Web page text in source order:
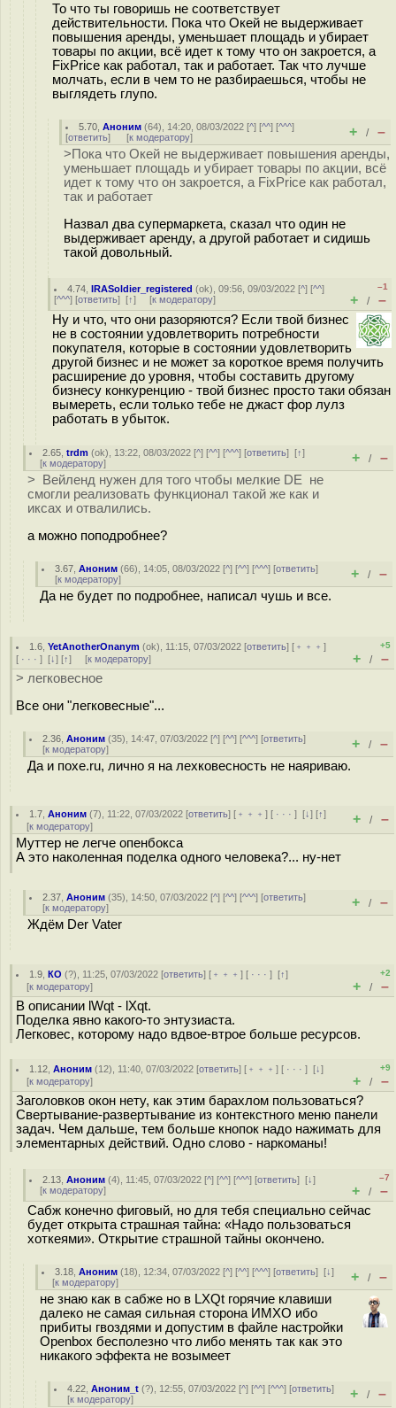
То что ты говоришь не соответствует
действительности. Пока что Окей не выдерживает
повышения аренды, уменьшает площадь и убирает
товары по акции, всё идет к тому что он закроется, а
FixPrice как работал, так и работает. Так что лучше
молчать, если в чем то не разбираешься, чтобы не
выглядеть глупо.
5.70 ,Аноним (64), 14:20, 08/03/2022 [^] [^^] [^^^]
[ответить] [к модератору] + / –
>Пока что Окей не выдерживает повышения аренды,
уменьшает площадь и убирает товары по акции, всё
идет к тому что он закроется, а FixPrice как работал,
так и работает
Назвал два супермаркета, сказал что один не
выдерживает аренду, а другой работает и сидишь
такой довольный.
4.74 ,IRASoldier_registered (ok), 09:56, 09/03/2022 [^] [^^]
[^^^] [ответить] [↑] [к модератору]
–1
+ / –
Ну и что, что они разоряются? Если твой бизнес
не в состоянии удовлетворить потребности
покупателя, которые в состоянии удовлетворить
другой бизнес и не может за короткое время получить
расширение до уровня, чтобы составить другому
бизнесу конкуренцию - твой бизнес просто таки обязан
вымереть, если только тебе не джаст фор лулз
работать в убыток.
2.65 ,trdm (ok), 13:22, 08/03/2022 [^] [^^] [^^^] [ответить][↑]
[к модератору] + / –
> Вейленд нужен для того чтобы мелкие DE не
смогли реализовать функционал такой же как и
иксах и отвалились.
а можно поподробнее?
3.67 ,Аноним (66), 14:05, 08/03/2022 [^] [^^] [^^^] [ответить]
[к модератору] + / –
Да не будет по подробнее, написал чушь и все.
1.6 ,YetAnotherOnanym (ok), 11:15, 07/03/2022 [ответить] [ ﹢﹢﹢]
[ · · · ] [↓] [↑] [к модератору]
+5
+ / –
> легковесное
Все они "легковесные"...
2.36 ,Аноним (35), 14:47, 07/03/2022 [^] [^^] [^^^] [ответить]
[к модератору] + / –
Да и поxe.ru, лично я на лехковесность не наяриваю.
1.7 ,Аноним (7), 11:22, 07/03/2022 [ответить] [ ﹢﹢﹢] [ · · ·][↓] [↑]
[к модератору] + / –
Муттер не легче опенбокса
А это наколенная поделка одного человека?... ну-нет
2.37 ,Аноним (35), 14:50, 07/03/2022 [^] [^^] [^^^] [ответить]
[к модератору] + / –
Ждём Der Vater
1.9 ,КО (?), 11:25, 07/03/2022 [ответить] [ ﹢﹢﹢] [ · · ·][↑]
[к модератору]
+2
+ / –
В описании lWqt - lXqt.
Поделка явно какого-то энтузиаста.
Легковес, которому надо вдвое-втрое больше ресурсов.
1.12 ,Аноним (12), 11:40, 07/03/2022 [ответить] [ ﹢﹢﹢] [ · · ·][↓]
[к модератору]
+9
+ / –
Заголовков окон нету, как этим барахлом пользоваться?
Свертывание-развертывание из контекстного меню панели
задач. Чем дальше, тем больше кнопок надо нажимать для
элементарных действий. Одно слово - наркоманы!
2.13 ,Аноним (4), 11:45, 07/03/2022 [^] [^^] [^^^] [ответить][↓]
[к модератору]
–7
+ / –
Сабж конечно фиговый, но для тебя специально сейчас
будет открыта страшная тайна: «Надо пользоваться
хоткеями». Открытие страшной тайны окончено.
3.18 ,Аноним (18), 12:34, 07/03/2022 [^] [^^] [^^^] [ответить][↓]
[к модератору] + / –
не знаю как в сабже но в LXQt горячие клавиши
далеко не самая сильная сторона ИМХО ибо
прибиты гвоздями и допустим в файле настройки
Openbox бесполезно что либо менять так как это
никакого эффекта не возымеет
4.22 ,Аноним_t (?), 12:55, 07/03/2022 [^] [^^] [^^^] [ответить]
[к модератору] + / –